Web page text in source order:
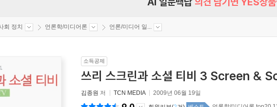
회 정치 언론학/미디어론 언론/미디어 일...
소득공제
쓰리 스크린과 소셜 티비 3 Screen &
김종원 저 TCN MEDIA 2009년 06월 19일